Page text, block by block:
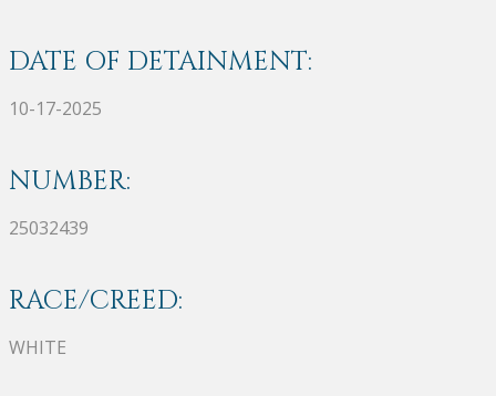
DATE OF DETAINMENT:
10-17-2025
NUMBER:
25032439
RACE/CREED:
WHITE